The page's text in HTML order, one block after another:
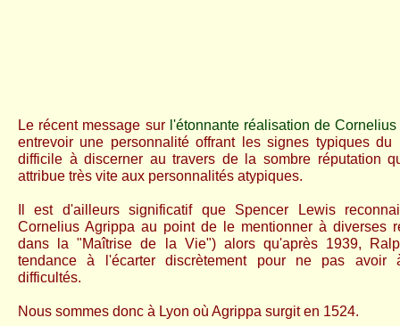
Le récent message sur l'étonnante réalisation de
entrevoir une personnalité offrant les signes typiques du
difficile à discerner au travers de la sombre réputation
attribue très vite aux personnalités atypiques.
Il est d'ailleurs significatif que Spencer Lewis
Cornelius Agrippa au point de le mentionner à diverses
dans la "Maîtrise de la Vie") alors qu'après 1939,
tendance à l'écarter discrètement pour ne pas avoir
difficultés.
Nous sommes donc à Lyon où Agrippa surgit en 1524.